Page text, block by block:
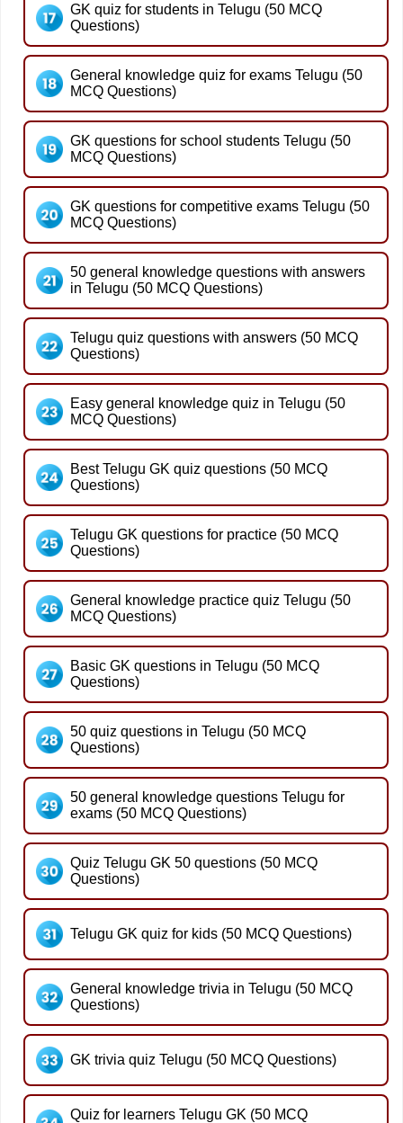
GK quiz for students in Telugu (50 MCQ
Questions)
General knowledge quiz for exams Telugu (50
MCQ Questions)
GK questions for school students Telugu (50
MCQ Questions)
GK questions for competitive exams Telugu (50
MCQ Questions)
50 general knowledge questions with answers
in Telugu (50 MCQ Questions)
Telugu quiz questions with answers (50 MCQ
Questions)
Easy general knowledge quiz in Telugu (50
MCQ Questions)
Best Telugu GK quiz questions (50 MCQ
Questions)
Telugu GK questions for practice (50 MCQ
Questions)
General knowledge practice quiz Telugu (50
MCQ Questions)
Basic GK questions in Telugu (50 MCQ
Questions)
50 quiz questions in Telugu (50 MCQ
Questions)
50 general knowledge questions Telugu for
exams (50 MCQ Questions)
Quiz Telugu GK 50 questions (50 MCQ
Questions)
Telugu GK quiz for kids (50 MCQ Questions)
General knowledge trivia in Telugu (50 MCQ
Questions)
GK trivia quiz Telugu (50 MCQ Questions)
Quiz for learners Telugu GK (50 MCQ